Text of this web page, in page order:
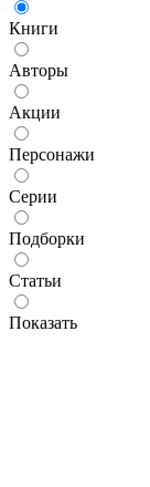
Книги
Авторы
Акции
Персонажи
Серии
Подборки
Статьи
Показать